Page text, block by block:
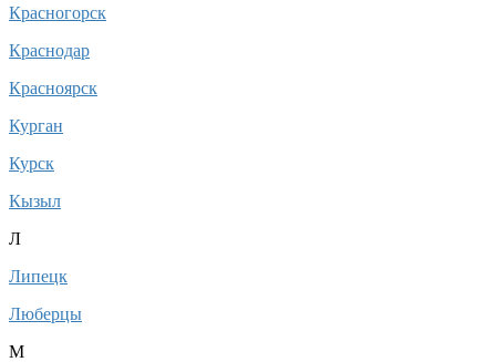
Красногорск
Краснодар
Красноярск
Курган
Курск
Кызыл
Л
Липецк
Люберцы
М